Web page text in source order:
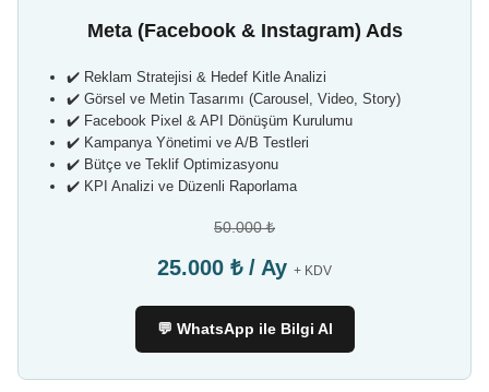
Meta (Facebook & Instagram) Ads
✔️ Reklam Stratejisi & Hedef Kitle Analizi
✔️ Görsel ve Metin Tasarımı (Carousel, Video, Story)
✔️ Facebook Pixel & API Dönüşüm Kurulumu
✔️ Kampanya Yönetimi ve A/B Testleri
✔️ Bütçe ve Teklif Optimizasyonu
✔️ KPI Analizi ve Düzenli Raporlama
50.000 ₺
25.000 ₺ / Ay + KDV
💬 WhatsApp ile Bilgi Al